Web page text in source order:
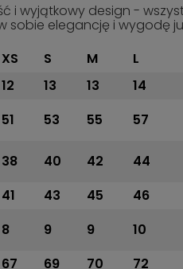
i wyjątkowy design -
sobie elegancję i wygodę
XS S M L
12 13 13 14
51 53 55 57
38 40 42 44
41 43 45 46
8 9 9 10
67 69 70 72